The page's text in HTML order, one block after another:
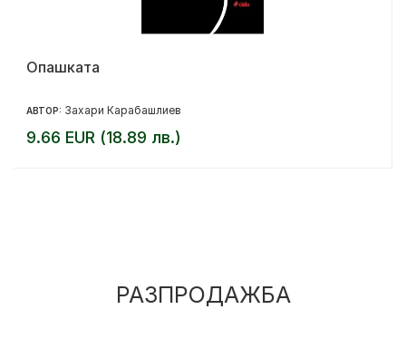
Опашката
АВТОР: Захари Карабашлиев
9.66 EUR (18.89 лв.)
РАЗПРОДАЖБА